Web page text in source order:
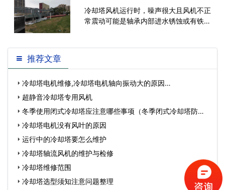
冷却塔风机运行时，噪声很大且风机不正
常震动可能是轴承内部进水锈蚀或有铁屑
推荐文章
冷却塔电机维修,冷却塔电机轴向振动大的原因…
超静音冷却塔专用风机
冬季使用闭式冷却塔应注意哪些事项（冬季闭式冷却塔防冻
措施）…
冷却塔电机没有风叶的原因
运行中的冷却塔要怎么维护
冷却塔轴流风机的维护与检修
冷却塔维修范围
冷却塔选型须知注意问题整理